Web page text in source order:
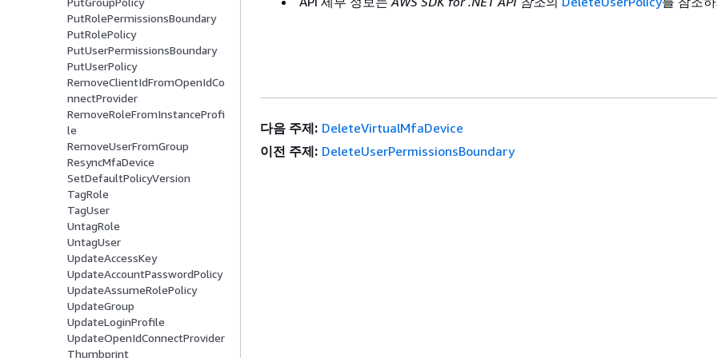
PutRolePermissionsBoundary
PutRolePolicy
PutUserPermissionsBoundary
PutUserPolicy
RemoveClientIdFromOpenIdCo
nnectProvider
RemoveRoleFromInstanceProfi
le
RemoveUserFromGroup
ResyncMfaDevice
SetDefaultPolicyVersion
TagRole
TagUser
UntagRole
UntagUser
UpdateAccessKey
UpdateAccountPasswordPolicy
UpdateAssumeRolePolicy
UpdateGroup
UpdateLoginProfile
UpdateOpenIdConnectProvider
Thumbprint
다음 주제: DeleteVirtualMfaDevice
이전 주제: DeleteUserPermissionsBoundary